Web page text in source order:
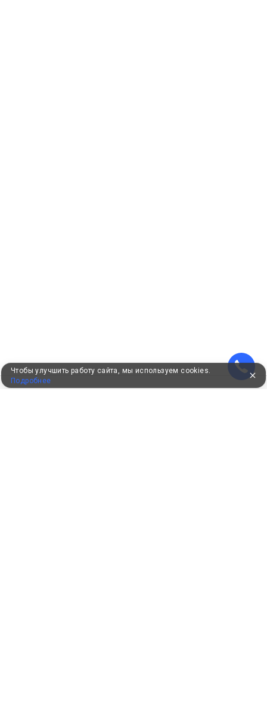
Чтобы улучшить работу сайта, мы используем cookies.
Подробнее